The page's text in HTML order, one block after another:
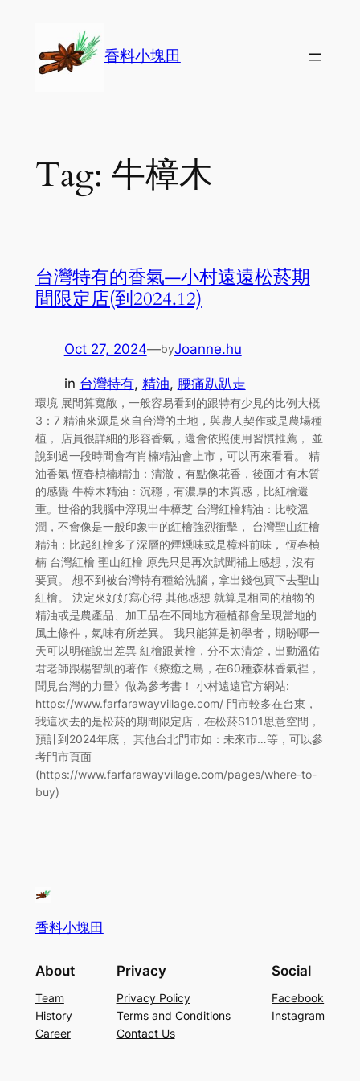
content
香料小塊田
Tag: 牛樟木
台灣特有的香氣—小村遠遠松菸期
間限定店(到2024.12)
Oct 27, 2024—byJoanne.hu
in 台灣特有, 精油, 腰痛趴趴走
環境 展間算寬敞，一般容易看到的跟特有少見的比例大概
3：7 精油來源是來自台灣的土地，與農人契作或是農場種
植， 店員很詳細的形容香氣，還會依照使用習慣推薦， 並
說到過一段時間會有肖楠精油會上市，可以再來看看。 精
油香氣 恆春楨楠精油：清澈，有點像花香，後面才有木質
的感覺 牛樟木精油：沉穩，有濃厚的木質感，比紅檜還
重。世俗的我腦中浮現出牛樟芝 台灣紅檜精油：比較溫
潤，不會像是一般印象中的紅檜強烈衝擊， 台灣聖山紅檜
精油：比起紅檜多了深層的煙燻味或是樟科前味， 恆春楨
楠 台灣紅檜 聖山紅檜 原先只是再次試聞補上感想，沒有
要買。 想不到被台灣特有種給洗腦，拿出錢包買下去聖山
紅檜。 決定來好好寫心得 其他感想 就算是相同的植物的
精油或是農產品、加工品在不同地方種植都會呈現當地的
風土條件，氣味有所差異。 我只能算是初學者，期盼哪一
天可以明確說出差異 紅檜跟黃檜，分不太清楚，出動溫佑
君老師跟楊智凱的著作《療癒之島，在60種森林香氣裡，
聞見台灣的力量》做為參考書！ 小村遠遠官方網站:
https://www.farfarawayvillage.com/ 門市較多在台東，
我這次去的是松菸的期間限定店，在松菸S101思意空間，
預計到2024年底， 其他台北門市如：未來市…等，可以參
考門市頁面
(https://www.farfarawayvillage.com/pages/where-to-
buy)
香料小塊田
About
Team
History
Career
Privacy
Privacy Policy
Terms and Conditions
Contact Us
Social
Facebook
Instagram